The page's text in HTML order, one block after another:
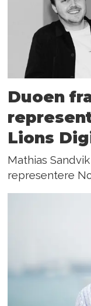
Duoen
Lions
Mathias
representere